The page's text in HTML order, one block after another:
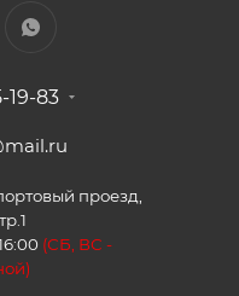
19-83
проезд,
(СБ, ВС -